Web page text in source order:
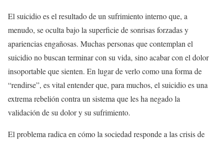
El suicidio es el resultado de un sufrimiento interno que, a
menudo, se oculta bajo la superficie de sonrisas forzadas y
apariencias engañosas. Muchas personas que contemplan el
suicidio no buscan terminar con su vida, sino acabar con el dolor
insoportable que sienten. En lugar de verlo como una forma de
“rendirse”, es vital entender que, para muchos, el suicidio es una
extrema rebelión contra un sistema que les ha negado la
validación de su dolor y su sufrimiento.
El problema radica en cómo la sociedad responde a las crisis de